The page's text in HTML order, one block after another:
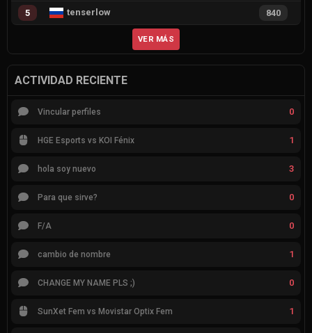
5 tenserlow 840
VER MÁS
ACTIVIDAD RECIENTE
Vincular perfiles 0
HGE Esports vs KOI Fénix 1
hola soy nuevo 3
Para que sirve? 0
F/A 0
cambio de nombre 1
CHANGE MY NAME PLS ;) 0
SunXet Fem vs Movistar Optix Fem 1